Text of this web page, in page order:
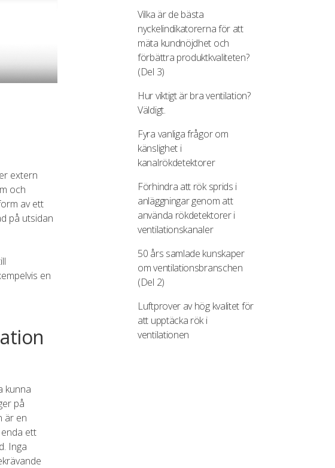
extern
och
av ett
på utsidan
en
kunna
på
är en
ett
Inga
Vilka är de bästa
nyckelindikatorerna för att
mäta kundnöjdhet och
förbättra produktkvaliteten?
(Del 3)
Hur viktigt är bra ventilation?
Väldigt.
Fyra vanliga frågor om
känslighet i
kanalrökdetektorer
Förhindra att rök sprids i
anläggningar genom att
använda rökdetektorer i
ventilationskanaler
50 års samlade kunskaper
om ventilationsbranschen
(Del 2)
Luftprover av hög kvalitet för
att upptäcka rök i
ventilationen